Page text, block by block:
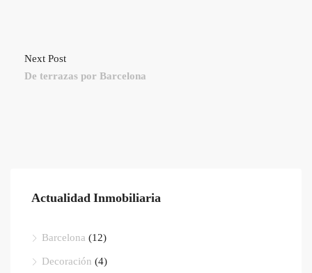
Next Post
De terrazas por Barcelona
Actualidad Inmobiliaria
Barcelona (12)
Decoración (4)